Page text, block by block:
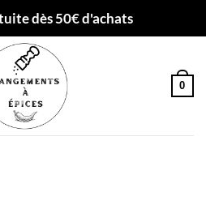
dès 50€ d'achats
0